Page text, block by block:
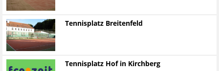
Tennisplatz Breitenfeld
Tennisplatz Hof in Kirchberg